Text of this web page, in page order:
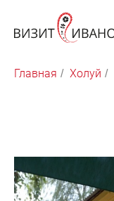
Главная / Холуй /